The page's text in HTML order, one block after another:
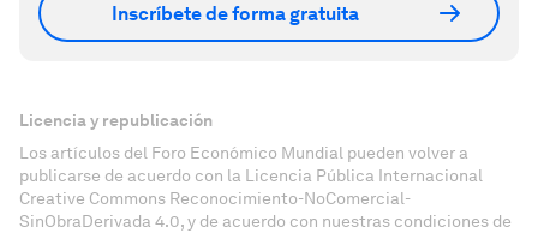
Inscríbete de forma gratuita
Licencia y republicación
Los artículos del Foro Económico Mundial pueden volver a
publicarse de acuerdo con la Licencia Pública Internacional
Creative Commons Reconocimiento-NoComercial-
SinObraDerivada 4.0, y de acuerdo con nuestras condiciones de